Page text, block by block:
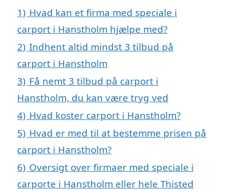
1) Hvad kan et firma med speciale i
carport i Hanstholm hjælpe med?
2) Indhent altid mindst 3 tilbud på
carport i Hanstholm
3) Få nemt 3 tilbud på carport i
Hanstholm, du kan være tryg ved
4) Hvad koster carport i Hanstholm?
5) Hvad er med til at bestemme prisen på
carport i Hanstholm?
6) Oversigt over firmaer med speciale i
carporte i Hanstholm eller hele Thisted